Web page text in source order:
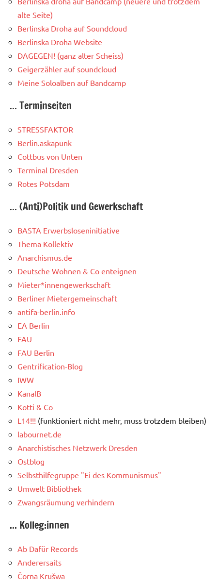
alte Seite)
Berlinska Droha auf Soundcloud
Berlinska Droha Website
DAGEGEN! (ganz alter Scheiss)
Geigerzähler auf soundcloud
Meine Soloalben auf Bandcamp
... Terminseiten
STRESSFAKTOR
Berlin.askapunk
Cottbus von Unten
Terminal Dresden
Rotes Potsdam
... (Anti)Politik und Gewerkschaft
BASTA Erwerbsloseninitiative
Thema Kollektiv
Anarchismus.de
Deutsche Wohnen & Co enteignen
Mieter*innengewerkschaft
Berliner Mietergemeinschaft
antifa-berlin.info
EA Berlin
FAU
FAU Berlin
Gentrification-Blog
IWW
KanalB
Kotti & Co
L14!!! (funktioniert nicht mehr, muss trotzdem bleiben)
labournet.de
Anarchistisches Netzwerk Dresden
Ostblog
Selbsthilfegruppe "Ei des Kommunismus"
Umwelt Bibliothek
Zwangsräumung verhindern
... Kolleg:innen
Ab Dafür Records
Anderersaits
Čorna Krušwa